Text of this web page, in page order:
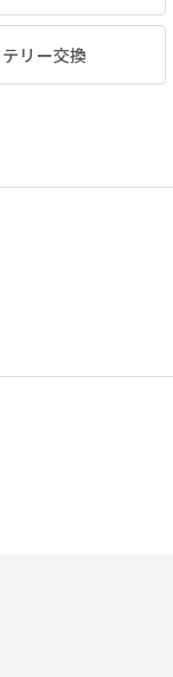
リー交換